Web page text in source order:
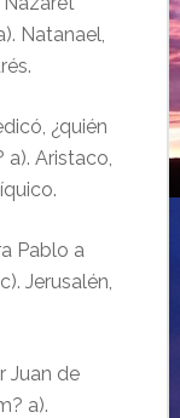
Natanael,
¿quién
a). Aristaco,
Pablo a
Jerusalén,
Juan de
a).